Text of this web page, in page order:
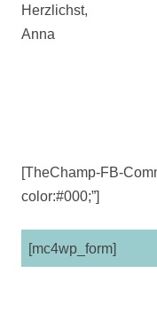
Herzlichst,
Anna
[TheChamp-FB-
color:#000;”]
[mc4wp_form]